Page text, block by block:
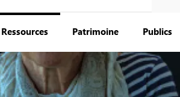
Ressources Patrimoine Publics